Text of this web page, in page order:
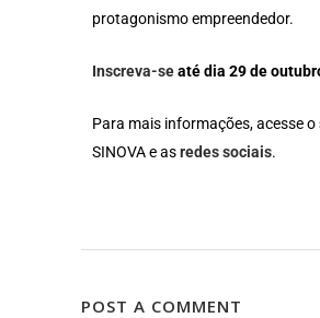
protagonismo empreendedor.
Inscreva-seaté dia 29 de
Para mais informações, acesse o
SINOVA e asredes sociais.
POST A COMMENT